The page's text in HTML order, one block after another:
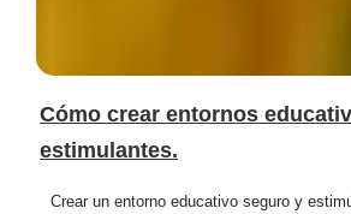
Cómo crear entornos
estimulantes.
Crear un entorno educativo seguro y